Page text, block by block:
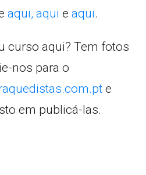
aqui, aqui e aqui.
curso aqui? Tem fotos
nos para o
e
em publicá-las.